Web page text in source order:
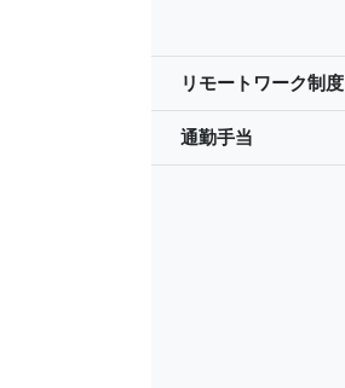
リモートワーク制度
通勤手当